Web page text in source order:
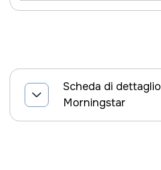
Scheda di dettaglio
Morningstar